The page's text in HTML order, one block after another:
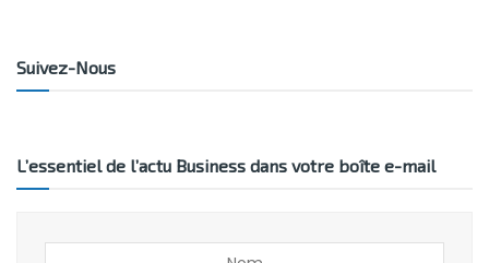
Suivez-Nous
L’essentiel de l’actu Business dans votre boîte e-mail